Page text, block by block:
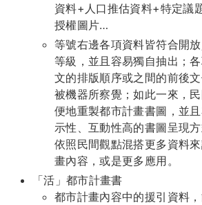
資料+人口推估資料+特定議
授權圖片…
等號右邊各項資料皆符合開
等級，並且容易獨自抽出；
文的排版順序或之間的前後
被機器所察覺；如此一來，
便地重製都市計畫書圖，並
示性、互動性高的書圖呈現
依照民間觀點混搭更多資料
畫內容，或是更多應用。
「活」都市計畫書
都市計畫內容中的援引資料